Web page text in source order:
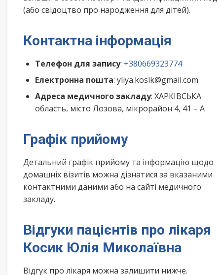
(або свідоцтво про народження для дітей).
Контактна інформація
Телефон для запису: +380669323774
Електронна пошта: yliya.kosik@gmail.com
Адреса медичного закладу: ХАРКІВСЬКА
область, місто Лозова, мікрорайон 4, 41 – А
Графік прийому
Детальний графік прийому та інформацію щодо
домашніх візитів можна дізнатися за вказаними
контактними даними або на сайті медичного
закладу.
Відгуки пацієнтів про лікаря
Косик Юлія Миколаївна
Відгук про лікаря можна залишити нижче.